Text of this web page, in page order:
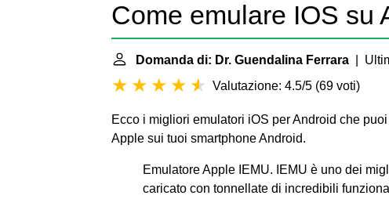
Come emulare IOS su
Domanda di: Dr. Guendalina Ferrara |
Valutazione: 4.5/5 (69 voti)
Ecco i migliori emulatori iOS per Android che
Apple sui tuoi smartphone Android.
Emulatore Apple IEMU. IEMU è uno dei
caricato con tonnellate di incredibili